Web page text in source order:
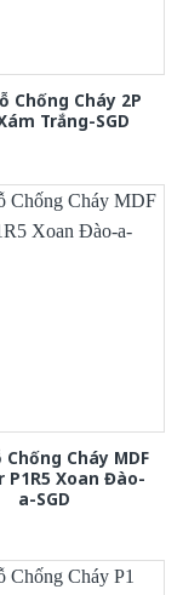
Chống Cháy 2P
Trắng-SGD
Chống Cháy MDF
P1R5 Xoan Đào-
a-SGD